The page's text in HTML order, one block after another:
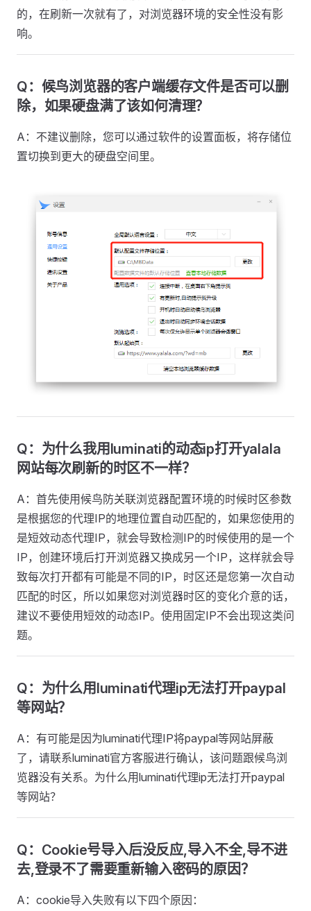
的，在刷新一次就有了，对浏览器环境的安全性没有影
响。
Q：候鸟浏览器的客户端缓存文件是否可以删
除，如果硬盘满了该如何清理？
A：不建议删除，您可以通过软件的设置面板，将存储位
置切换到更大的硬盘空间里。
Q：为什么我用luminati的动态ip打开yalala
网站每次刷新的时区不一样？
A：首先使用候鸟防关联浏览器配置环境的时候时区参数
是根据您的代理IP的地理位置自动匹配的，如果您使用的
是短效动态代理IP，就会导致检测IP的时候使用的是一个
IP，创建环境后打开浏览器又换成另一个IP，这样就会导
致每次打开都有可能是不同的IP，时区还是您第一次自动
匹配的时区，所以如果您对浏览器时区的变化介意的话，
建议不要使用短效的动态IP。使用固定IP不会出现这类问
题。
Q：为什么用luminati代理ip无法打开paypal
等网站？
A：有可能是因为luminati代理IP将paypal等网站屏蔽
了，请联系luminati官方客服进行确认，该问题跟候鸟浏
览器没有关系。为什么用luminati代理ip无法打开paypal
等网站？
Q：Cookie号导入后没反应,导入不全,导不进
去,登录不了需要重新输入密码的原因？
A：cookie导入失败有以下四个原因：